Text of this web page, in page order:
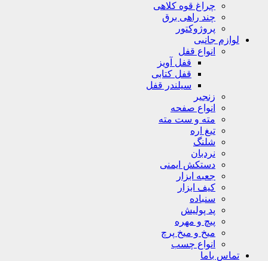
چراغ قوه کلاهی
چند راهی برق
پروژوکتور
لوازم جانبی
انواع قفل
قفل آویز
قفل کتابی
سیلندر قفل
زنجیر
انواع صفحه
مته و ست مته
تیغ اره
شلنگ
نردبان
دستکش ایمنی
جعبه ابزار
کیف ابزار
سنباده
پد پولیش
پیچ و مهره
میخ و میخ پرچ
انواع چسب
تماس باما